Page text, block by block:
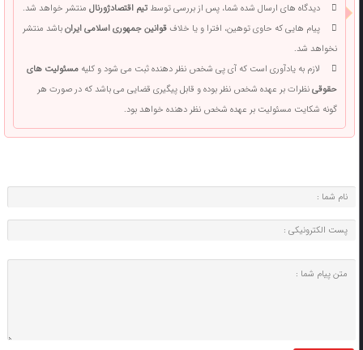
دیدگاه های ارسال شده شما، پس از بررسی توسطتیم اقتصادژورنالمنتشر خواهد شد.
پیام هایی که حاوی توهین، افترا و یا خلافقوانین جمهوری اسلامی ایرانباشد منتشر
نخواهد شد.
لازم به یادآوری است که آی پی شخص نظر دهنده ثبت می شود و کلیهمسئولیت های
حقوقینظرات بر عهده شخص نظر بوده و قابل پیگیری قضایی می باشد که در صورت هر
گونه شکایت مسئولیت بر عهده شخص نظر دهنده خواهد بود.